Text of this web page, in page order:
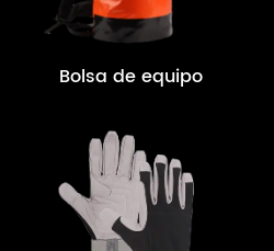
Bolsa de equipo